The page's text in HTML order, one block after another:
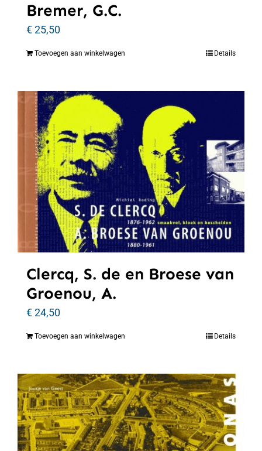
Bremer, G.C.
€25,50
Toevoegen aan winkelwagen Details
Clercq, S. de en Broese van
Groenou, A.
€24,50
Toevoegen aan winkelwagen Details